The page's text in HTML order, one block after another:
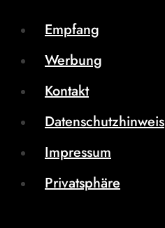
Empfang
Werbung
Kontakt
Datenschutzhinweis
Impressum
Privatsphäre